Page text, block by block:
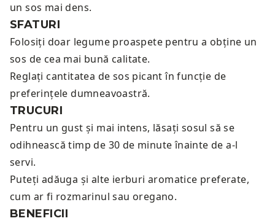
un sos mai dens.
SFATURI
Folosiți doar legume proaspete pentru a obține un
sos de cea mai bună calitate.
Reglați cantitatea de sos picant în funcție de
preferințele dumneavoastră.
TRUCURI
Pentru un gust și mai intens, lăsați sosul să se
odihnească timp de 30 de minute înainte de a-l
servi.
Puteți adăuga și alte ierburi aromatice preferate,
cum ar fi rozmarinul sau oregano.
BENEFICII